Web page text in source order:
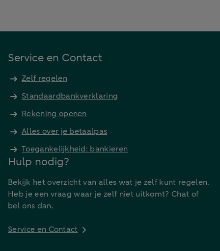
Service en Contact
Zelf regelen
Standaardbankverklaring
Rekening openen
Alles over je betaalpas
Toegankelijkheid: bankieren
Hulp nodig?
Bekijk het overzicht van alles wat je zelf kunt regelen.
Heb je een vraag waar je zelf niet uitkomt? Chat of
bel ons dan.
Service en Contact